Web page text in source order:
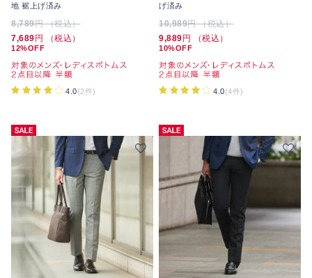
地 裾上げ済み
8,789円 （税込）
7,689 円 （税込）
12%OFF
4.0(2件)
げ済み
10,989円 （税込）
9,889 円 （税込）
10%OFF
4.0(4件)